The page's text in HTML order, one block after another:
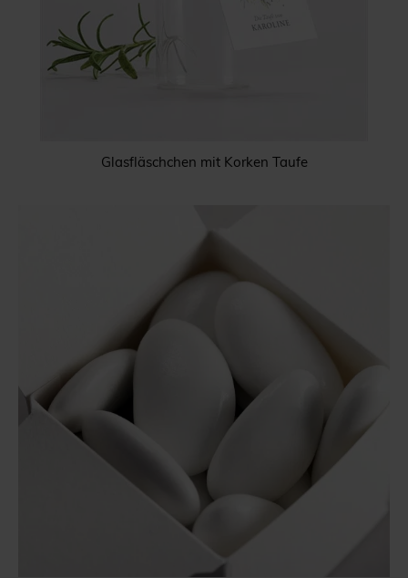
Glasfläschchen mit Korken Taufe